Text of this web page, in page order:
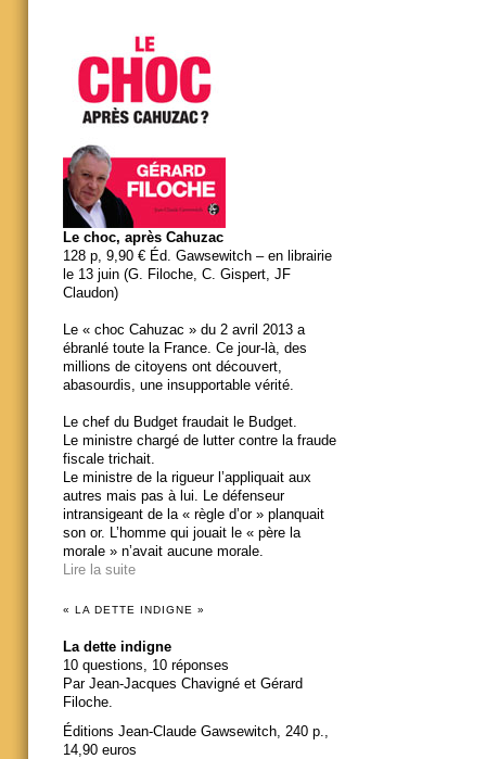
Le choc, après Cahuzac
128 p, 9,90 € Éd. Gawsewitch – en librairie
le 13 juin (G. Filoche, C. Gispert, JF
Claudon)
Le « choc Cahuzac » du 2 avril 2013 a
ébranlé toute la France. Ce jour-là, des
millions de citoyens ont découvert,
abasourdis, une insupportable vérité.
Le chef du Budget fraudait le Budget.
Le ministre chargé de lutter contre la fraude
fiscale trichait.
Le ministre de la rigueur l’appliquait aux
autres mais pas à lui. Le défenseur
intransigeant de la « règle d’or » planquait
son or. L’homme qui jouait le « père la
morale » n’avait aucune morale.
Lire la suite
« LA DETTE INDIGNE »
La dette indigne
10 questions, 10 réponses
Par Jean-Jacques Chavigné et Gérard
Filoche.
Éditions Jean-Claude Gawsewitch, 240 p.,
14,90 euros